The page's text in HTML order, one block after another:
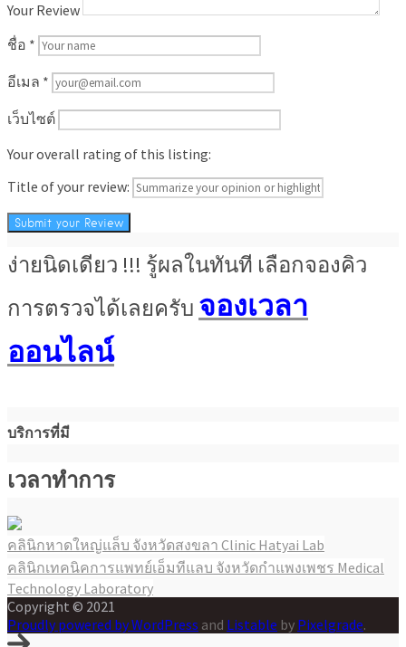
Your Review
ชื่อ *
อีเมล *
เว็บไซต์
Your overall rating of this listing:
Title of your review:
ง่ายนิดเดียว !!! รู้ผลในทันที เลือกจองคิว
การตรวจได้เลยครับ จองเวลา
ออนไลน์
บริการที่มี
เวลาทำการ
แนะแนว
เรื่อง
คลินิกหาดใหญ่แล็บ จังหวัดสงขลา Clinic Hatyai Lab
คลินิกเทคนิคการแพทย์เอ็มทีแลบ จังหวัดกำแพงเพชร Medical
Technology Laboratory
Copyright © 2021
Proudly powered by WordPress and Listable by Pixelgrade.